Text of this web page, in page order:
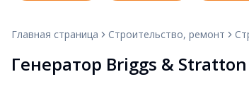
Главная страница Строительство, ремонт
Генератор Briggs &